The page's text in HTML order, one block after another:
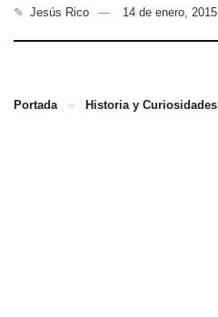
✎ Jesús Rico 14 de enero,
Portada » Historia y Curiosidades